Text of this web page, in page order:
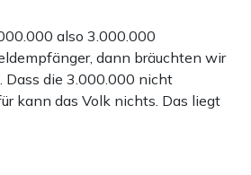
also 3.000.000
dann bräuchten wir
Dass die 3.000.000 nicht
kann das Volk nichts. Das liegt